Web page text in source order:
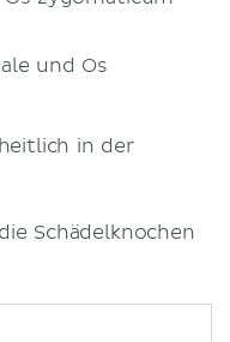
und Os
in der
Schädelknochen